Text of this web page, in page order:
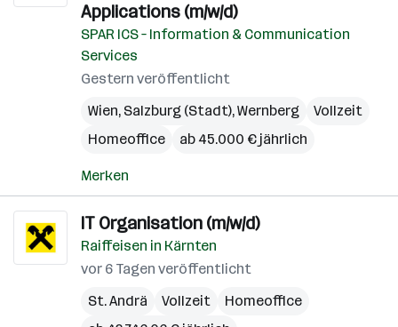
Applications (m/w/d)
SPAR ICS – Information & Communication
Services
Gestern veröffentlicht
Wien, Salzburg (Stadt),Wernberg
Vollzeit
Homeoffice
ab 45.000 € jährlich
Merken
IT Organisation (m/w/d)
Raiffeisen in Kärnten
vor 6 Tagen veröffentlicht
St. Andrä
Vollzeit
Homeoffice